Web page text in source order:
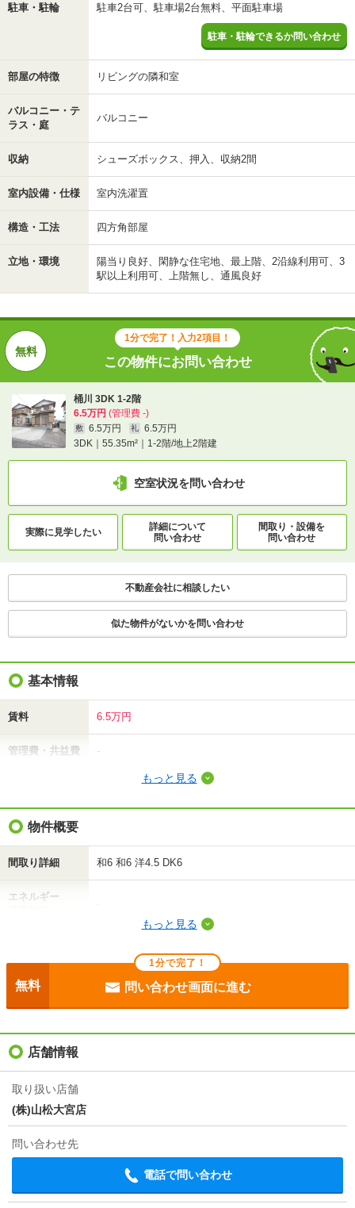
駐車・駐輪 駐車2台可、駐車場2台無料、平面駐車場
駐車・駐輪できるか問い合わせ
部屋の特徴 リビングの隣和室
バルコニー・テ
ラス・庭
バルコニー
収納 シューズボックス、押入、収納2間
室内設備・仕様 室内洗濯置
構造・工法 四方角部屋
立地・環境
陽当り良好、閑静な住宅地、最上階、2沿線利用可、3
駅以上利用可、上階無し、通風良好
1分で完了！入力2項目！
この物件にお問い合わせ
桶川 3DK 1-2階
6.5万円 (管理費 -)
敷 6.5万円 礼
6.5万円
3DK｜55.35m²｜1-2階/地上2階建
空室状況を問い合わせ
実際に見学したい
詳細について
問い合わせ
間取り・設備を
問い合わせ
不動産会社に相談したい
似た物件がないかを問い合わせ
基本情報
賃料 6.5万円
管理費・共益費 -
礼金（敷引・償
却金）
間取り / 専有面
階建 1-2階/地上2階建
向き
住所
もっと見る
物件概要
間取り詳細 和6 和6 洋4.5 DK6
エネルギー
目安光熱費
入居
契約期間
損保
2026/08/06
もっと見る
1分で完了！
無料 問い合わせ画面に進む
店舗情報
取り扱い店舗
(株)山松大宮店
問い合わせ先
電話で問い合わせ